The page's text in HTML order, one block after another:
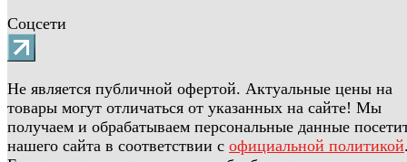
Соцсети
Не является публичной офертой. Актуальные цены на
товары могут отличаться от указанных на сайте! Мы
получаем и обрабатываем персональные данные
нашего сайта в соответствии с официальной политикой